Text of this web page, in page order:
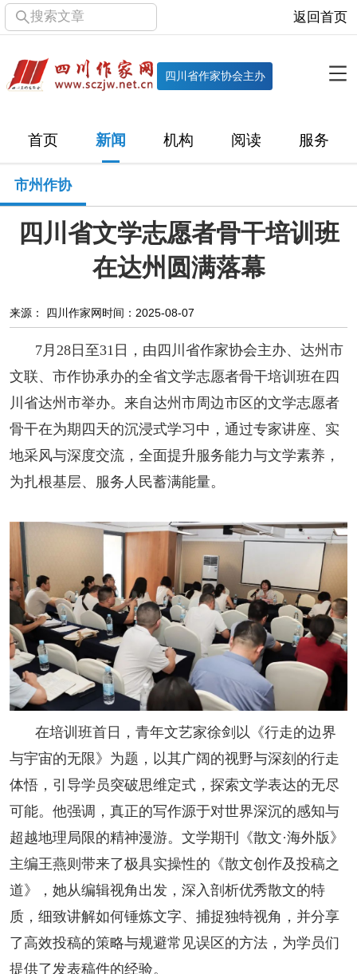
搜索文章 返回首页
四川省作家协会主办
首页 新闻 机构 阅读 服务
机构
直属单位 团体会员 主管社团 专门委员会
历届主席团
新闻
文学动态 作协工作
十百千 网络文学
阅读
小说 散文 诗歌 文学评论
校园文学 其他阅读 文学访谈 作家新作
新书快讯
服务
入会须知 会员管理 文学奖项 报刊联盟
四川文学 星星诗刊 当代文坛 四川作家报
公告公示
公告公示 讣告 征稿启事 新会员发展名单
人事考试
专题专栏
市州作协
四川省文学志愿者骨干培训班
在达州圆满落幕
来源： 四川作家网时间：2025-08-07
7月28日至31日，由四川省作家协会主办、达州市
文联、市作协承办的全省文学志愿者骨干培训班在四
川省达州市举办。来自达州市周边市区的文学志愿者
骨干在为期四天的沉浸式学习中，通过专家讲座、实
地采风与深度交流，全面提升服务能力与文学素养，
为扎根基层、服务人民蓄满能量。
在培训班首日，青年文艺家徐剑以《行走的边界
与宇宙的无限》为题，以其广阔的视野与深刻的行走
体悟，引导学员突破思维定式，探索文学表达的无尽
可能。他强调，真正的写作源于对世界深沉的感知与
超越地理局限的精神漫游。文学期刊《散文·海外版》
主编王燕则带来了极具实操性的《散文创作及投稿之
道》，她从编辑视角出发，深入剖析优秀散文的特
质，细致讲解如何锤炼文字、捕捉独特视角，并分享
了高效投稿的策略与规避常见误区的方法，为学员们
提供了发表稿件的经验。